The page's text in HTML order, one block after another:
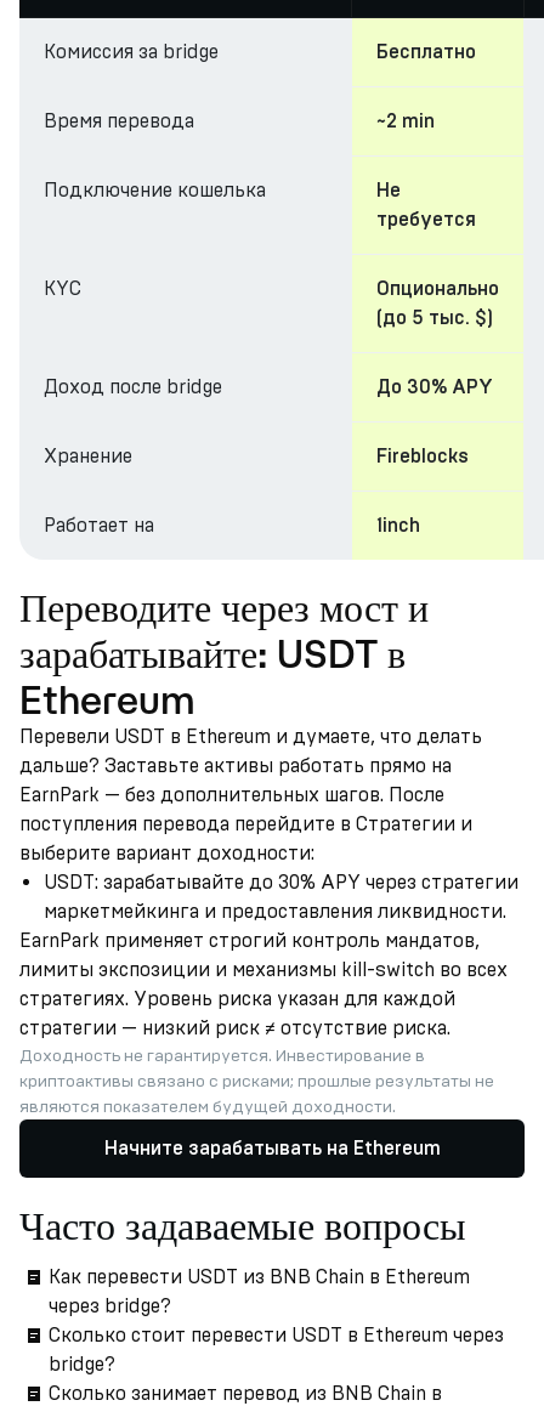
Комиссия за bridge Бесплатно
Время перевода ~2 min
Подключение кошелька
Не
требуется
KYC
Опционально
(до 5 тыс. $)
Доход после bridge До 30% APY
Хранение Fireblocks
Работает на 1inch
Переводите через мост и
зарабатывайте: USDT в
Ethereum
Перевели USDT в Ethereum и думаете, что делать
дальше? Заставьте активы работать прямо на
EarnPark — без дополнительных шагов. После
поступления перевода перейдите в Стратегии и
выберите вариант доходности:
USDT: зарабатывайте до 30% APY через стратегии
маркетмейкинга и предоставления ликвидности.
EarnPark применяет строгий контроль мандатов,
лимиты экспозиции и механизмы kill-switch во всех
стратегиях. Уровень риска указан для каждой
стратегии — низкий риск ≠ отсутствие риска.
Доходность не гарантируется. Инвестирование в
криптоактивы связано с рисками; прошлые результаты не
являются показателем будущей доходности.
Начните зарабатывать на Ethereum
Часто задаваемые вопросы
Как перевести USDT из BNB Chain в Ethereum
через bridge?
Сколько стоит перевести USDT в Ethereum через
bridge?
Сколько занимает перевод из BNB Chain в